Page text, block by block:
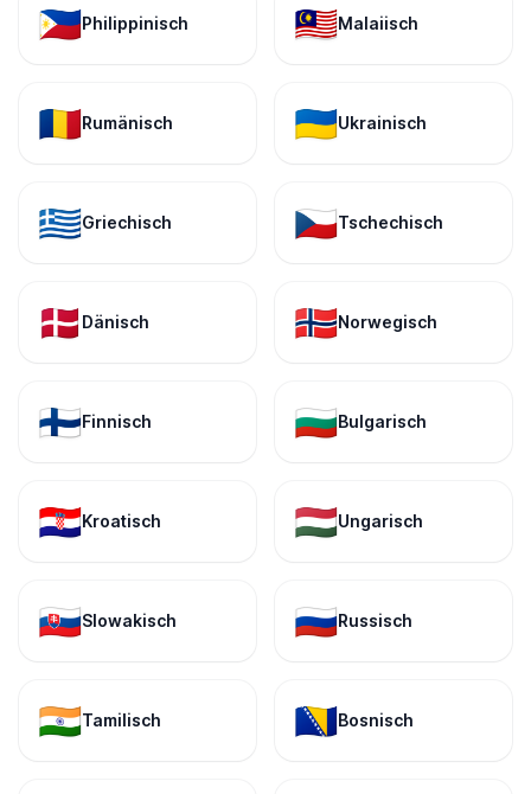
🇵🇭Philippinisch 🇲🇾Malaiisch
🇷🇴Rumänisch 🇺🇦Ukrainisch
🇬🇷Griechisch 🇨🇿Tschechisch
🇩🇰 Dänisch 🇳🇴Norwegisch
🇫🇮Finnisch 🇧🇬Bulgarisch
🇭🇷Kroatisch 🇭🇺Ungarisch
🇸🇰Slowakisch 🇷🇺Russisch
🇮🇳Tamilisch 🇧🇦Bosnisch